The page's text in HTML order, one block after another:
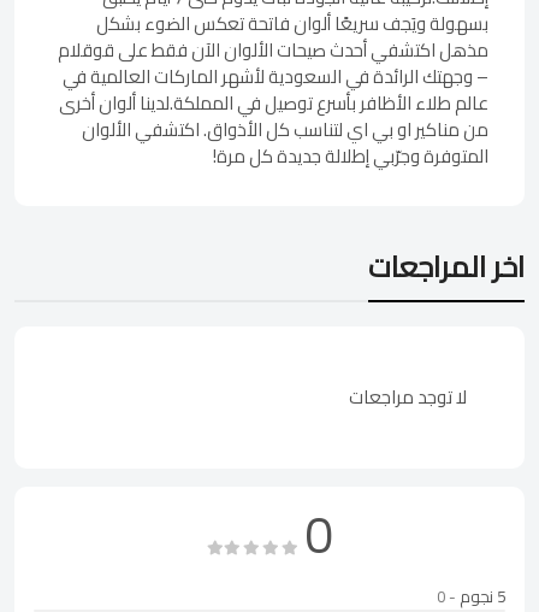
بسهولة ويَجف سريعًا ألوان فاتحة تعكس الضوء بشكل
مذهل اكتشفي أحدث صيحات الألوان الآن فقط على قوقلام
– وجهتك الرائدة في السعودية لأشهر الماركات العالمية في
عالم طلاء الأظافر بأسرع توصيل في المملكة.لدينا ألوان أخرى
من مناكير او بي اي لتناسب كل الأذواق. اكتشفي الألوان
المتوفرة وجرّبي إطلالة جديدة كل مرة!
اخر المراجعات
لا توجد مراجعات
0
5 نجوم
- 0